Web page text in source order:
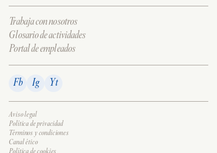
Trabaja con nosotros
Glosario de actividades
Portal de empleados
Fb Ig Yt
Aviso legal
Política de privacidad
Términos y condiciones
Canal ético